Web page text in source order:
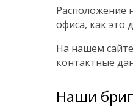
Расположение
офиса, как это
На нашем
контактные
Наши